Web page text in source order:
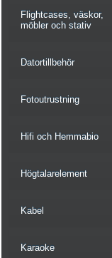
Flightcases, väskor,
möbler och stativ
Datortillbehör
Fotoutrustning
Hifi och Hemmabio
Högtalarelement
Kabel
Karaoke